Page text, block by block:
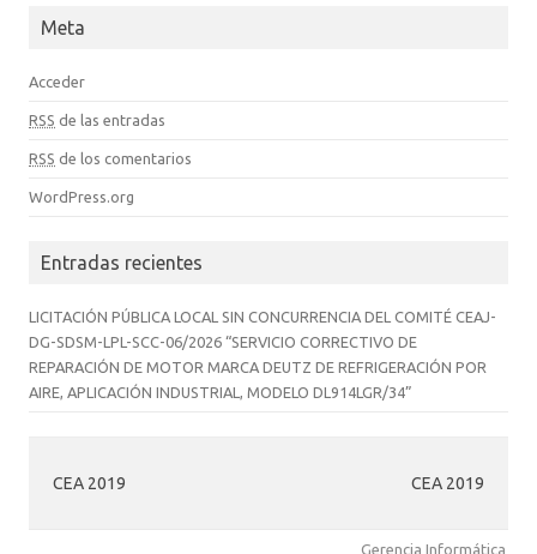
Meta
Acceder
RSS de las entradas
RSS de los comentarios
WordPress.org
Entradas recientes
LICITACIÓN PÚBLICA LOCAL SIN CONCURRENCIA DEL COMITÉ CEAJ-
DG-SDSM-LPL-SCC-06/2026 “SERVICIO CORRECTIVO DE
REPARACIÓN DE MOTOR MARCA DEUTZ DE REFRIGERACIÓN POR
AIRE, APLICACIÓN INDUSTRIAL, MODELO DL914LGR/34”
CEA 2019 CEA 2019
Gerencia Informática